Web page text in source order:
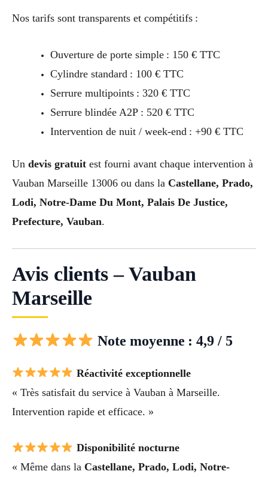
Nos tarifs sont transparents et compétitifs :
Ouverture de porte simple : 150 € TTC
Cylindre standard : 100 € TTC
Serrure multipoints : 320 € TTC
Serrure blindée A2P : 520 € TTC
Intervention de nuit / week-end : +90 € TTC
Un devis gratuit est fourni avant chaque intervention à
Vauban Marseille 13006 ou dans la Castellane, Prado,
Lodi, Notre-Dame Du Mont, Palais De Justice,
Prefecture, Vauban.
Avis clients – Vauban
Marseille
Note moyenne : 4,9 / 5
Réactivité exceptionnelle
« Très satisfait du service à Vauban à Marseille.
Intervention rapide et efficace. »
Disponibilité nocturne
« Même dans la Castellane, Prado, Lodi, Notre-